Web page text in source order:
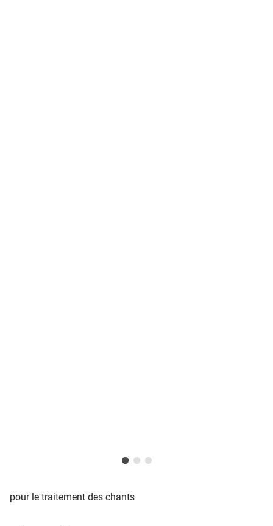
pour le traitement des chants